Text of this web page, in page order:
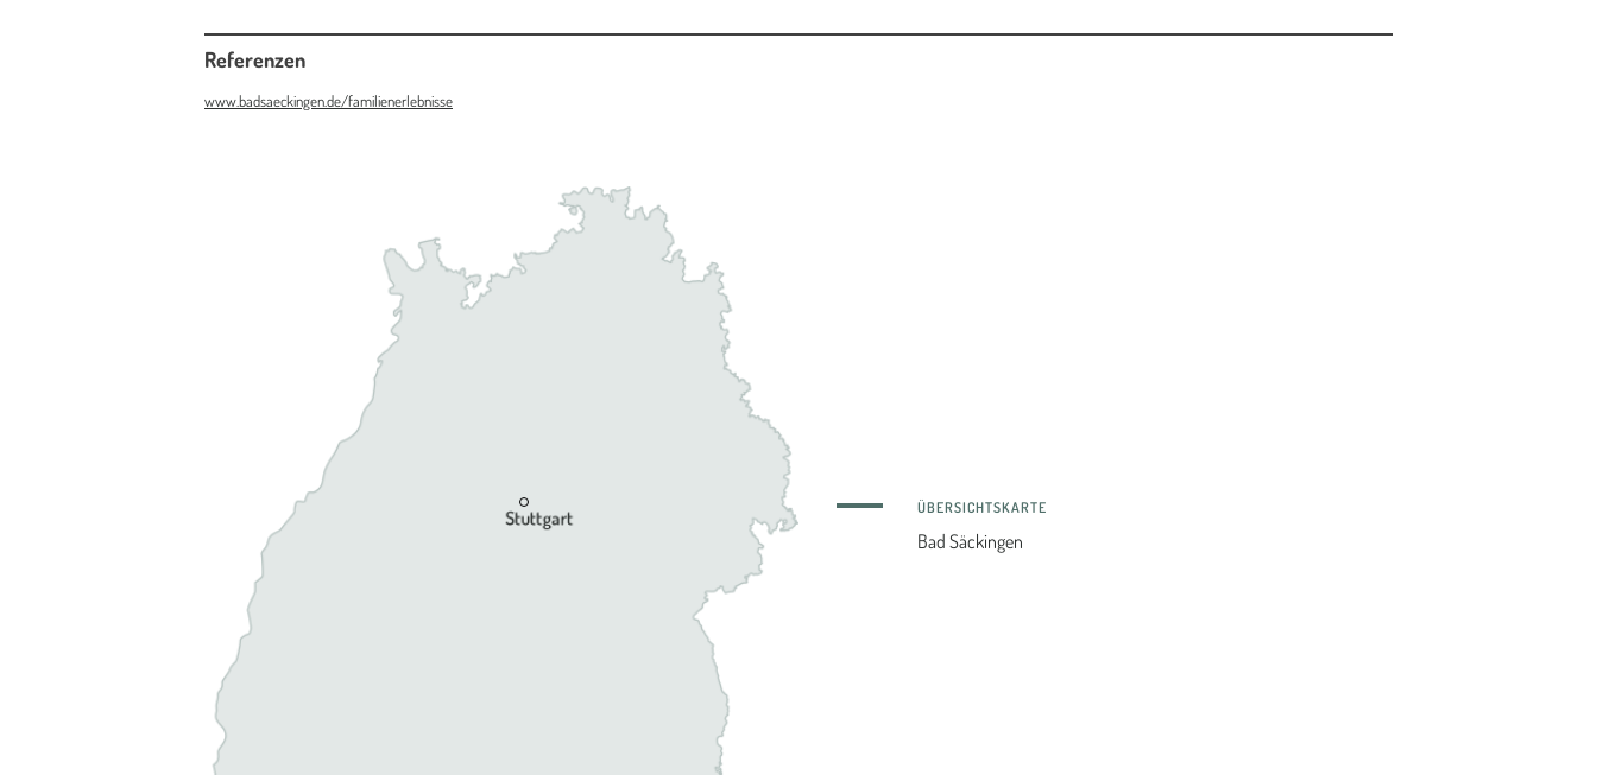
Referenzen
www.badsaeckingen.de/familienerlebnisse
ÜBERSICHTSKARTE
Bad Säckingen